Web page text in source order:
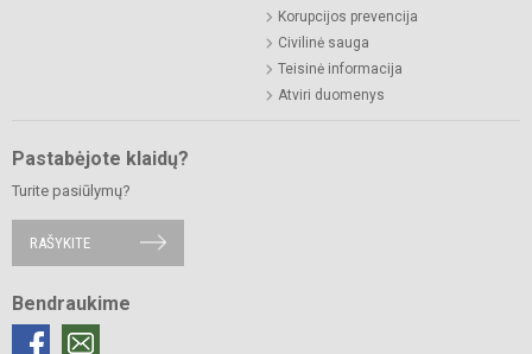
Korupcijos prevencija
Civilinė sauga
Teisinė informacija
Atviri duomenys
Pastabėjote klaidų?
Turite pasiūlymų?
RAŠYKITE
Bendraukime